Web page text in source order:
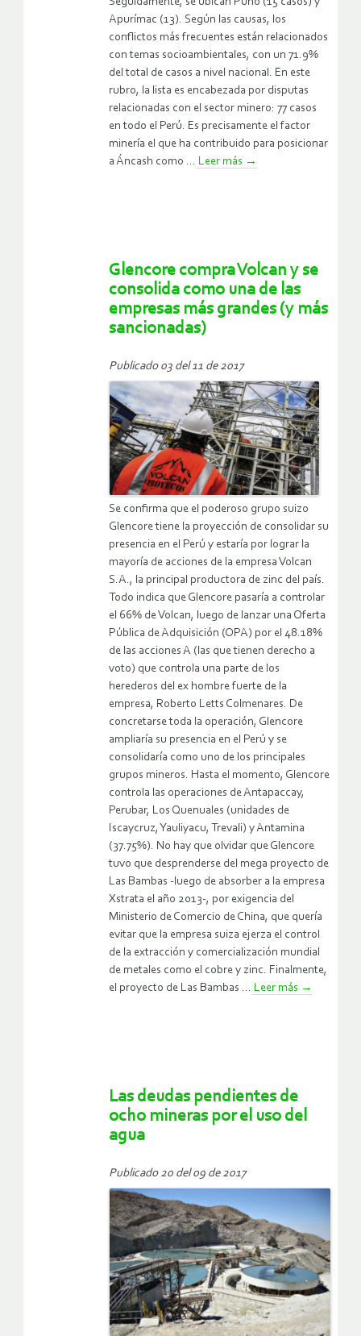
Apurímac (13). Según las causas, los
conflictos más frecuentes están relacionados
con temas socioambientales, con un 71.9%
del total de casos a nivel nacional. En este
rubro, la lista es encabezada por disputas
relacionadas con el sector minero: 77 casos
en todo el Perú. Es precisamente el factor
minería el que ha contribuido para posicionar
a Áncash como ... Leer más →
Glencore compra Volcan y se
consolida como una de las
empresas más grandes (y más
sancionadas)
Publicado 03 del 11 de 2017
Se confirma que el poderoso grupo suizo
Glencore tiene la proyección de consolidar su
presencia en el Perú y estaría por lograr la
mayoría de acciones de la empresa Volcan
S.A., la principal productora de zinc del país.
Todo indica que Glencore pasaría a controlar
el 66% de Volcan, luego de lanzar una Oferta
Pública de Adquisición (OPA) por el 48.18%
de las acciones A (las que tienen derecho a
voto) que controla una parte de los
herederos del ex hombre fuerte de la
empresa, Roberto Letts Colmenares. De
concretarse toda la operación, Glencore
ampliaría su presencia en el Perú y se
consolidaría como uno de los principales
grupos mineros. Hasta el momento, Glencore
controla las operaciones de Antapaccay,
Perubar, Los Quenuales (unidades de
Iscaycruz, Yauliyacu, Trevali) y Antamina
(37.75%). No hay que olvidar que Glencore
tuvo que desprenderse del mega proyecto de
Las Bambas -luego de absorber a la empresa
Xstrata el año 2013-, por exigencia del
Ministerio de Comercio de China, que quería
evitar que la empresa suiza ejerza el control
de la extracción y comercialización mundial
de metales como el cobre y zinc. Finalmente,
el proyecto de Las Bambas ... Leer más →
Las deudas pendientes de
ocho mineras por el uso del
agua
Publicado 20 del 09 de 2017